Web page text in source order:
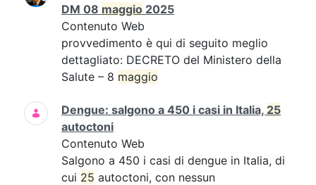
DM 08 maggio 2025
Contenuto Web
provvedimento è qui di seguito meglio
dettagliato: DECRETO del Ministero della
Salute – 8 maggio
Dengue: salgono a 450 i casi in Italia, 25
autoctoni
Contenuto Web
Salgono a 450 i casi di dengue in Italia, di
cui 25 autoctoni, con nessun